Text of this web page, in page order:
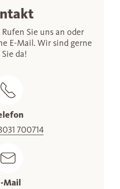
Rufen Sie uns an oder
E-Mail. Wir sind gerne
da!
700714
Mail